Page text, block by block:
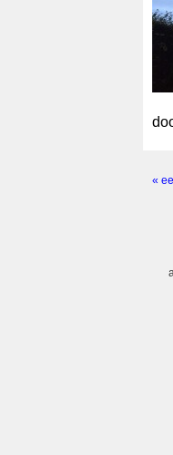
«